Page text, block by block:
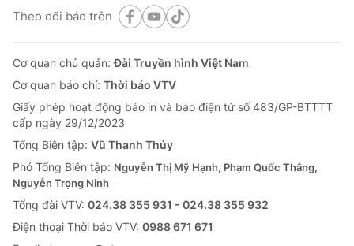
Theo dõi báo trên
Cơ quan chủ quản:Đài Truyền hình Việt Nam
Cơ quan báo chí: Thời báo VTV
Giấy phép hoạt động báo in và báo điện tử số 483/GP-BTTTT
cấp ngày 29/12/2023
Tổng Biên tập: Vũ Thanh Thủy
Phó Tổng Biên tập: Nguyễn Thị Mỹ Hạnh, Phạm Quốc Thắng,
Nguyễn Trọng Ninh
Tổng đài VTV: 024.38 355 931 - 024.38 355 932
Ðiện thoại Thời báo VTV: 0988 671 671